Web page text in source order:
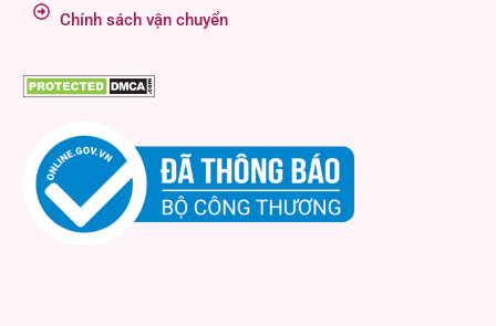
Chính sách vận chuyển